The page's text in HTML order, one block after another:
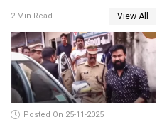
2 Min Read View All
Posted On 25-11-2025